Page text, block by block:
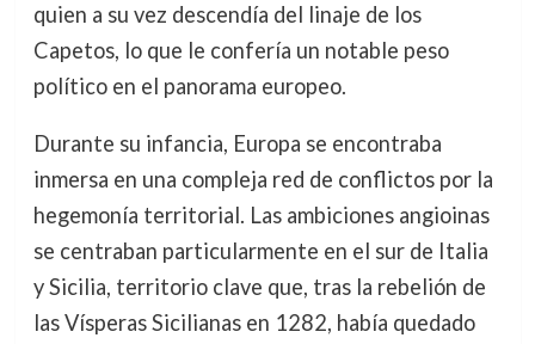
quien a su vez descendía del linaje de los
Capetos, lo que le confería un notable peso
político en el panorama europeo.
Durante su infancia, Europa se encontraba
inmersa en una compleja red de conflictos por la
hegemonía territorial. Las ambiciones angioinas
se centraban particularmente en el sur de Italia
y Sicilia, territorio clave que, tras la rebelión de
las Vísperas Sicilianas en 1282, había quedado